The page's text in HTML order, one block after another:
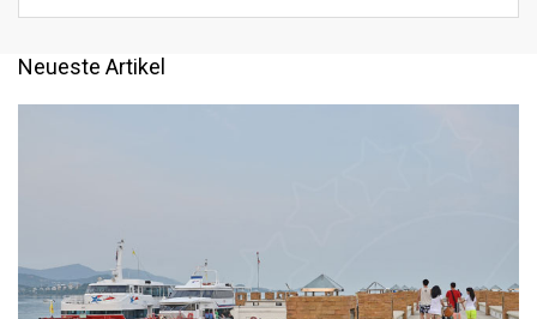
Neueste Artikel